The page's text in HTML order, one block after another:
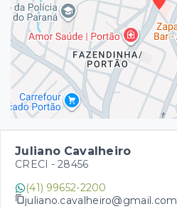
Juliano Cavalheiro
CRECI - 28456
(41) 99652-2200
juliano.cavalheiro@gmail.com